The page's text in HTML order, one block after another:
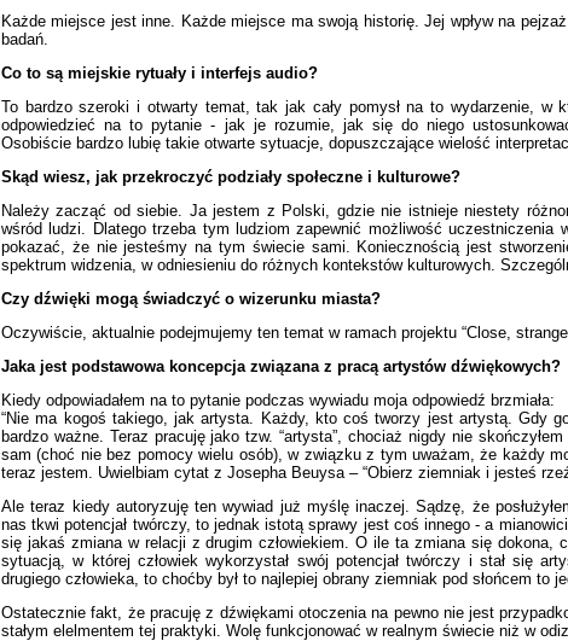
Każde miejsce jest inne. Każde miejsce ma swoją historię. Jej wpływ na
badań.
Co to są miejskie rytuały i interfejs audio?
To bardzo szeroki i otwarty temat, tak jak cały pomysł na to wydarzenie, w
odpowiedzieć na to pytanie - jak je rozumie, jak się do niego
Osobiście bardzo lubię takie otwarte sytuacje, dopuszczające wielość
Skąd wiesz, jak przekroczyć podziały społeczne i kulturowe?
Należy zacząć od siebie. Ja jestem z Polski, gdzie nie istnieje niestety
wśród ludzi. Dlatego trzeba tym ludziom zapewnić możliwość uczestniczenia
pokazać, że nie jesteśmy na tym świecie sami. Koniecznością jest
spektrum widzenia, w odniesieniu do różnych kontekstów kulturowych.
Czy dźwięki mogą świadczyć o wizerunku miasta?
Oczywiście, aktualnie podejmujemy ten temat w ramach projektu “Close,
Jaka jest podstawowa koncepcja związana z pracą artystów dźwiękowych?
Kiedy odpowiadałem na to pytanie podczas wywiadu moja odpowiedź brzmiała:
“Nie ma kogoś takiego, jak artysta. Każdy, kto coś tworzy jest artystą. Gdy
bardzo ważne. Teraz pracuję jako tzw. “artysta”, chociaż nigdy nie
sam (choć nie bez pomocy wielu osób), w związku z tym uważam, że każdy
teraz jestem. Uwielbiam cytat z Josepha Beuysa – “Obierz ziemniak i jesteś
Ale teraz kiedy autoryzuję ten wywiad już myślę inaczej. Sądzę, że
nas tkwi potencjał twórczy, to jednak istotą sprawy jest coś innego - a
się jakaś zmiana w relacji z drugim człowiekiem. O ile ta zmiana się dokona,
sytuacją, w której człowiek wykorzystał swój potencjał twórczy i stał się
drugiego człowieka, to choćby był to najlepiej obrany ziemniak pod słońcem to
Ostatecznie fakt, że pracuję z dźwiękami otoczenia na pewno nie jest
stałym elelmentem tej praktyki. Wolę funkcjonować w realnym świecie niż w